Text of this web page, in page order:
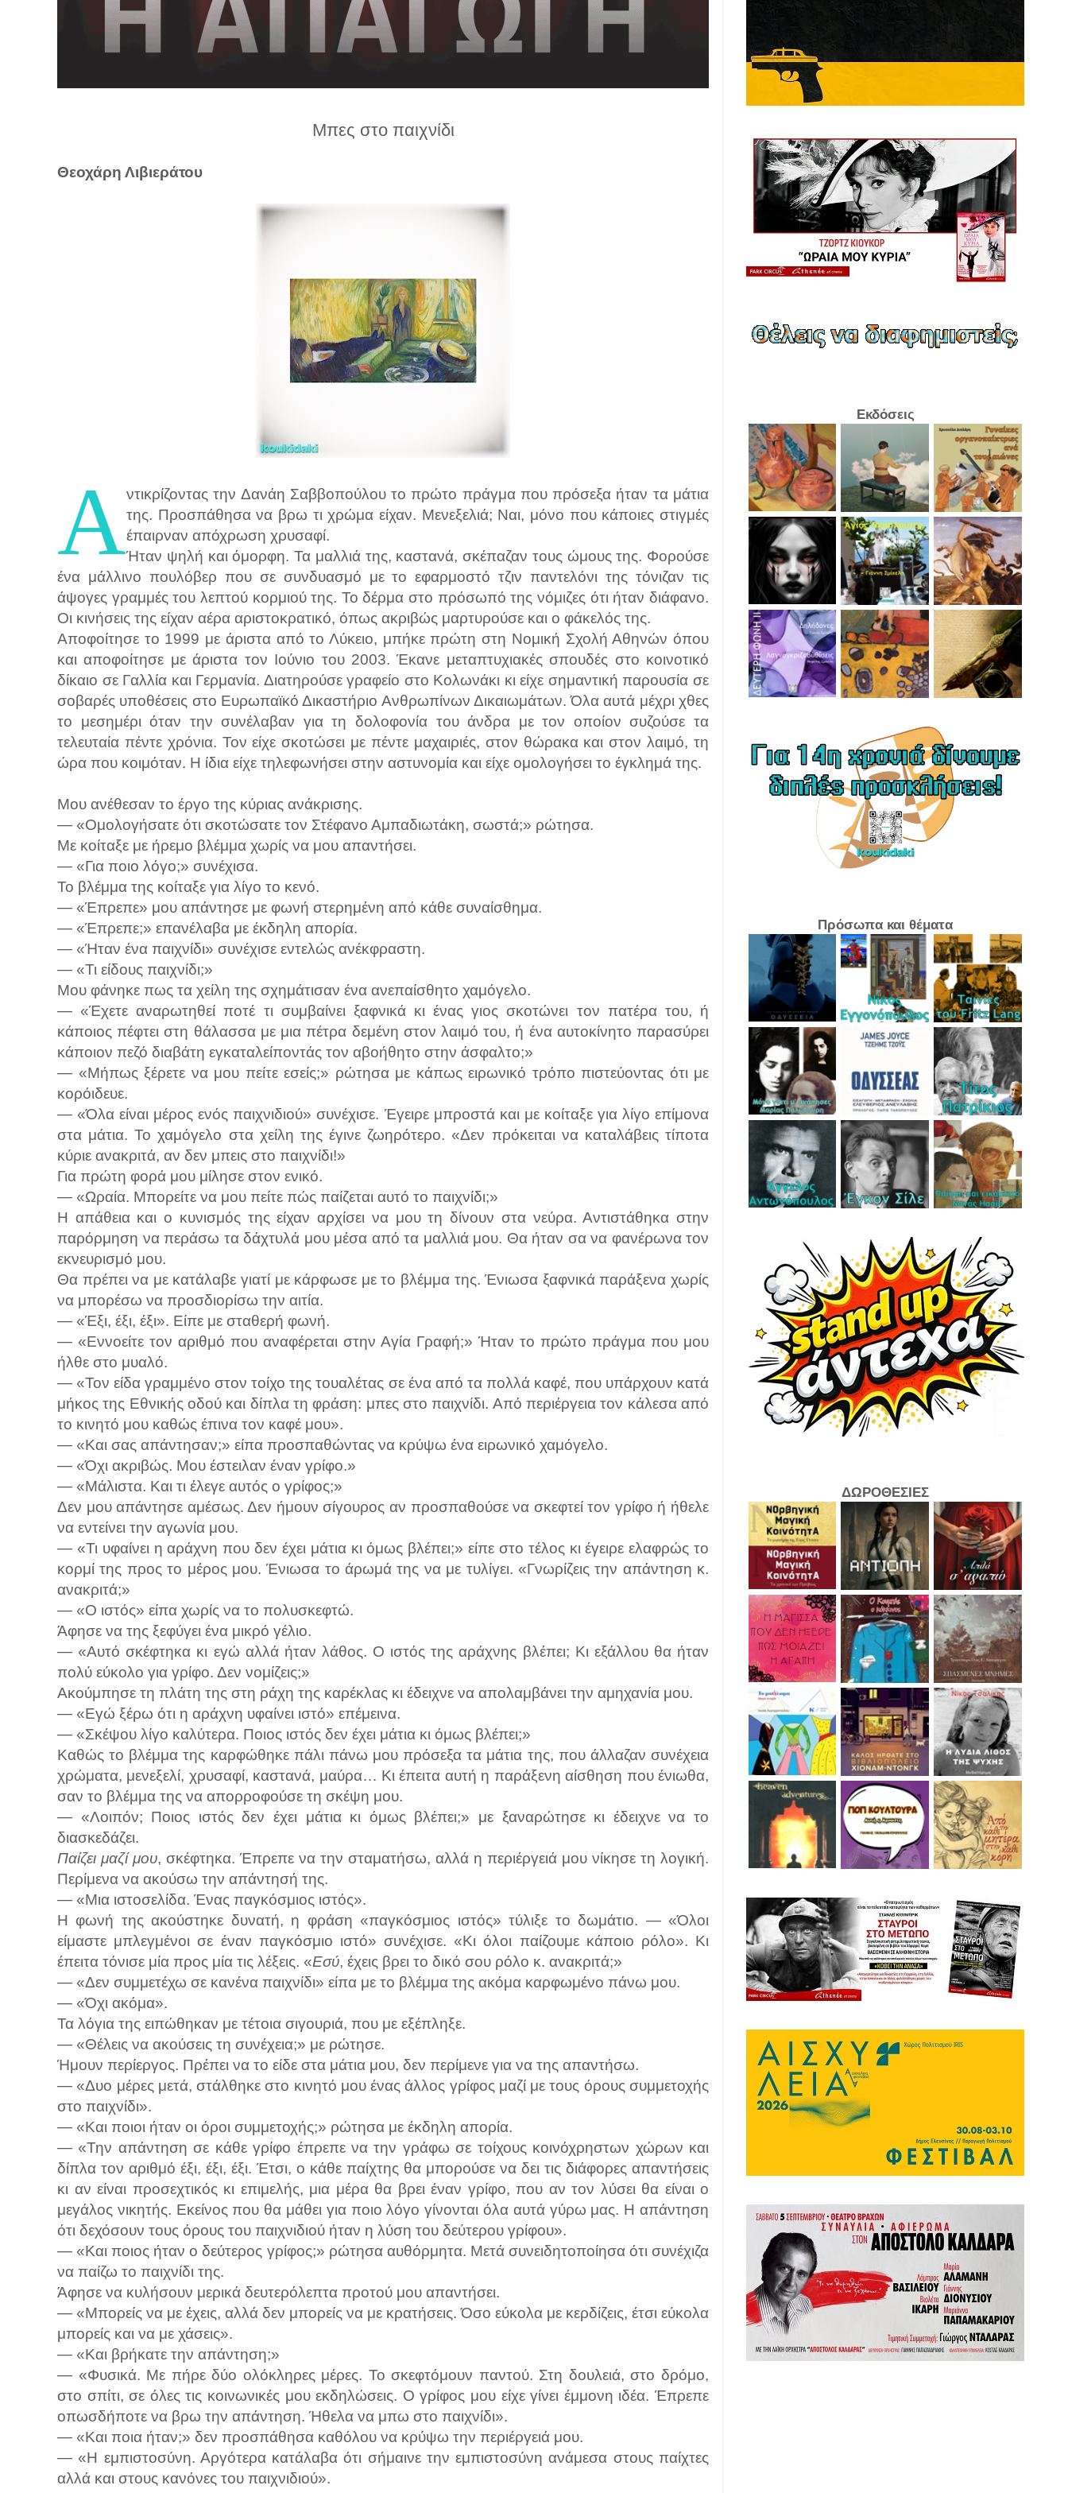
Μπες στο παιχνίδι
Θεοχάρη Λιβιεράτου
Αντικρίζοντας την Δανάη Σαββοπούλου το πρώτο πράγμα που πρόσεξα ήταν τα μάτια
της. Προσπάθησα να βρω τι χρώμα είχαν. Μενεξελιά; Ναι, μόνο που κάποιες στιγμές
έπαιρναν απόχρωση χρυσαφί.
Ήταν ψηλή και όμορφη. Τα μαλλιά της, καστανά, σκέπαζαν τους ώμους της. Φορούσε
ένα μάλλινο πουλόβερ που σε συνδυασμό με το εφαρμοστό τζιν παντελόνι της τόνιζαν τις
άψογες γραμμές του λεπτού κορμιού της. Το δέρμα στο πρόσωπό της νόμιζες ότι ήταν διάφανο.
Οι κινήσεις της είχαν αέρα αριστοκρατικό, όπως ακριβώς μαρτυρούσε και ο φάκελός της.
Αποφοίτησε το 1999 με άριστα από το Λύκειο, μπήκε πρώτη στη Νομική Σχολή Αθηνών όπου
και αποφοίτησε με άριστα τον Ιούνιο του 2003. Έκανε μεταπτυχιακές σπουδές στο κοινοτικό
δίκαιο σε Γαλλία και Γερμανία. Διατηρούσε γραφείο στο Κολωνάκι κι είχε σημαντική παρουσία σε
σοβαρές υποθέσεις στο Ευρωπαϊκό Δικαστήριο Ανθρωπίνων Δικαιωμάτων. Όλα αυτά μέχρι χθες
το μεσημέρι όταν την συνέλαβαν για τη δολοφονία του άνδρα με τον οποίον συζούσε τα
τελευταία πέντε χρόνια. Τον είχε σκοτώσει με πέντε μαχαιριές, στον θώρακα και στον λαιμό, τη
ώρα που κοιμόταν. Η ίδια είχε τηλεφωνήσει στην αστυνομία και είχε ομολογήσει το έγκλημά της.
Μου ανέθεσαν το έργο της κύριας ανάκρισης.
— «Ομολογήσατε ότι σκοτώσατε τον Στέφανο Αμπαδιωτάκη, σωστά;» ρώτησα.
Με κοίταξε με ήρεμο βλέμμα χωρίς να μου απαντήσει.
— «Για ποιο λόγο;» συνέχισα.
Το βλέμμα της κοίταξε για λίγο το κενό.
— «Έπρεπε» μου απάντησε με φωνή στερημένη από κάθε συναίσθημα.
— «Έπρεπε;» επανέλαβα με έκδηλη απορία.
— «Ήταν ένα παιχνίδι» συνέχισε εντελώς ανέκφραστη.
— «Τι είδους παιχνίδι;»
Μου φάνηκε πως τα χείλη της σχημάτισαν ένα ανεπαίσθητο χαμόγελο.
— «Έχετε αναρωτηθεί ποτέ τι συμβαίνει ξαφνικά κι ένας γιος σκοτώνει τον πατέρα του, ή
κάποιος πέφτει στη θάλασσα με μια πέτρα δεμένη στον λαιμό του, ή ένα αυτοκίνητο παρασύρει
κάποιον πεζό διαβάτη εγκαταλείποντάς τον αβοήθητο στην άσφαλτο;»
— «Μήπως ξέρετε να μου πείτε εσείς;» ρώτησα με κάπως ειρωνικό τρόπο πιστεύοντας ότι με
κορόιδευε.
— «Όλα είναι μέρος ενός παιχνιδιού» συνέχισε. Έγειρε μπροστά και με κοίταξε για λίγο επίμονα
στα μάτια. Το χαμόγελο στα χείλη της έγινε ζωηρότερο. «Δεν πρόκειται να καταλάβεις τίποτα
κύριε ανακριτά, αν δεν μπεις στο παιχνίδι!»
Για πρώτη φορά μου μίλησε στον ενικό.
— «Ωραία. Μπορείτε να μου πείτε πώς παίζεται αυτό το παιχνίδι;»
Η απάθεια και ο κυνισμός της είχαν αρχίσει να μου τη δίνουν στα νεύρα. Αντιστάθηκα στην
παρόρμηση να περάσω τα δάχτυλά μου μέσα από τα μαλλιά μου. Θα ήταν σα να φανέρωνα τον
εκνευρισμό μου.
Θα πρέπει να με κατάλαβε γιατί με κάρφωσε με το βλέμμα της. Ένιωσα ξαφνικά παράξενα χωρίς
να μπορέσω να προσδιορίσω την αιτία.
— «Έξι, έξι, έξι». Είπε με σταθερή φωνή.
— «Εννοείτε τον αριθμό που αναφέρεται στην Αγία Γραφή;» Ήταν το πρώτο πράγμα που μου
ήλθε στο μυαλό.
— «Τον είδα γραμμένο στον τοίχο της τουαλέτας σε ένα από τα πολλά καφέ, που υπάρχουν κατά
μήκος της Εθνικής οδού και δίπλα τη φράση: μπες στο παιχνίδι. Από περιέργεια τον κάλεσα από
το κινητό μου καθώς έπινα τον καφέ μου».
— «Και σας απάντησαν;» είπα προσπαθώντας να κρύψω ένα ειρωνικό χαμόγελο.
— «Όχι ακριβώς. Μου έστειλαν έναν γρίφο.»
— «Μάλιστα. Και τι έλεγε αυτός ο γρίφος;»
Δεν μου απάντησε αμέσως. Δεν ήμουν σίγουρος αν προσπαθούσε να σκεφτεί τον γρίφο ή ήθελε
να εντείνει την αγωνία μου.
— «Τι υφαίνει η αράχνη που δεν έχει μάτια κι όμως βλέπει;» είπε στο τέλος κι έγειρε ελαφρώς το
κορμί της προς το μέρος μου. Ένιωσα το άρωμά της να με τυλίγει. «Γνωρίζεις την απάντηση κ.
ανακριτά;»
— «Ο ιστός» είπα χωρίς να το πολυσκεφτώ.
Άφησε να της ξεφύγει ένα μικρό γέλιο.
— «Αυτό σκέφτηκα κι εγώ αλλά ήταν λάθος. Ο ιστός της αράχνης βλέπει; Κι εξάλλου θα ήταν
πολύ εύκολο για γρίφο. Δεν νομίζεις;»
Ακούμπησε τη πλάτη της στη ράχη της καρέκλας κι έδειχνε να απολαμβάνει την αμηχανία μου.
— «Εγώ ξέρω ότι η αράχνη υφαίνει ιστό» επέμεινα.
— «Σκέψου λίγο καλύτερα. Ποιος ιστός δεν έχει μάτια κι όμως βλέπει;»
Καθώς το βλέμμα της καρφώθηκε πάλι πάνω μου πρόσεξα τα μάτια της, που άλλαζαν συνέχεια
χρώματα, μενεξελί, χρυσαφί, καστανά, μαύρα… Κι έπειτα αυτή η παράξενη αίσθηση που ένιωθα,
σαν το βλέμμα της να απορροφούσε τη σκέψη μου.
— «Λοιπόν; Ποιος ιστός δεν έχει μάτια κι όμως βλέπει;» με ξαναρώτησε κι έδειχνε να το
διασκεδάζει.
Παίζει μαζί μου, σκέφτηκα. Έπρεπε να την σταματήσω, αλλά η περιέργειά μου νίκησε τη λογική.
Περίμενα να ακούσω την απάντησή της.
— «Μια ιστοσελίδα. Ένας παγκόσμιος ιστός».
Η φωνή της ακούστηκε δυνατή, η φράση «παγκόσμιος ιστός» τύλιξε το δωμάτιο. — «Όλοι
είμαστε μπλεγμένοι σε έναν παγκόσμιο ιστό» συνέχισε. «Κι όλοι παίζουμε κάποιο ρόλο». Κι
έπειτα τόνισε μία προς μία τις λέξεις. «Εσύ, έχεις βρει το δικό σου ρόλο κ. ανακριτά;»
— «Δεν συμμετέχω σε κανένα παιχνίδι» είπα με το βλέμμα της ακόμα καρφωμένο πάνω μου.
— «Όχι ακόμα».
Τα λόγια της ειπώθηκαν με τέτοια σιγουριά, που με εξέπληξε.
— «Θέλεις να ακούσεις τη συνέχεια;» με ρώτησε.
Ήμουν περίεργος. Πρέπει να το είδε στα μάτια μου, δεν περίμενε για να της απαντήσω.
— «Δυο μέρες μετά, στάλθηκε στο κινητό μου ένας άλλος γρίφος μαζί με τους όρους συμμετοχής
στο παιχνίδι».
— «Και ποιοι ήταν οι όροι συμμετοχής;» ρώτησα με έκδηλη απορία.
— «Την απάντηση σε κάθε γρίφο έπρεπε να την γράφω σε τοίχους κοινόχρηστων χώρων και
δίπλα τον αριθμό έξι, έξι, έξι. Έτσι, ο κάθε παίχτης θα μπορούσε να δει τις διάφορες απαντήσεις
κι αν είναι προσεχτικός κι επιμελής, μια μέρα θα βρει έναν γρίφο, που αν τον λύσει θα είναι ο
μεγάλος νικητής. Εκείνος που θα μάθει για ποιο λόγο γίνονται όλα αυτά γύρω μας. Η απάντηση
ότι δεχόσουν τους όρους του παιχνιδιού ήταν η λύση του δεύτερου γρίφου».
— «Και ποιος ήταν ο δεύτερος γρίφος;» ρώτησα αυθόρμητα. Μετά συνειδητοποίησα ότι συνέχιζα
να παίζω το παιχνίδι της.
Άφησε να κυλήσουν μερικά δευτερόλεπτα προτού μου απαντήσει.
— «Μπορείς να με έχεις, αλλά δεν μπορείς να με κρατήσεις. Όσο εύκολα με κερδίζεις, έτσι εύκολα
μπορείς και να με χάσεις».
— «Και βρήκατε την απάντηση;»
— «Φυσικά. Με πήρε δύο ολόκληρες μέρες. Το σκεφτόμουν παντού. Στη δουλειά, στο δρόμο,
στο σπίτι, σε όλες τις κοινωνικές μου εκδηλώσεις. Ο γρίφος μου είχε γίνει έμμονη ιδέα. Έπρεπε
οπωσδήποτε να βρω την απάντηση. Ήθελα να μπω στο παιχνίδι».
— «Και ποια ήταν;» δεν προσπάθησα καθόλου να κρύψω την περιέργειά μου.
— «Η εμπιστοσύνη. Αργότερα κατάλαβα ότι σήμαινε την εμπιστοσύνη ανάμεσα στους παίχτες
αλλά και στους κανόνες του παιχνιδιού».
Εκδόσεις
Πρόσωπα και θέματα
ΔΩΡΟΘΕΣΙΕΣ